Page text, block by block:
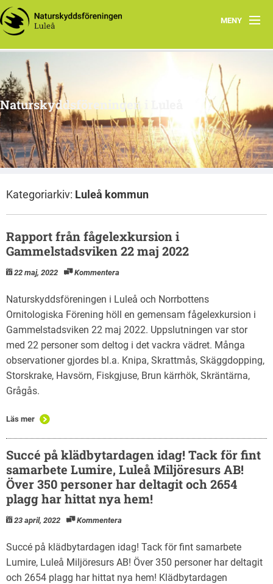
MENY
Hem
Om oss
Engagera dig
Intressegrupper
Klimatsmart i Luleå
Naturskyddsföreningen i Luleå
Kategoriarkiv: Luleå kommun
Rapport från fågelexkursion i
Gammelstadsviken 22 maj 2022
22 maj, 2022 Kommentera
Naturskyddsföreningen i Luleå och Norrbottens
Ornitologiska Förening höll en gemensam fågelexkursion i
Gammelstadsviken 22 maj 2022. Uppslutningen var stor
med 22 personer som deltog i det vackra vädret. Många
observationer gjordes bl.a. Knipa, Skrattmås, Skäggdopping,
Storskrake, Havsörn, Fiskgjuse, Brun kärrhök, Skräntärna,
Grågås.
Läs mer
Succé på klädbytardagen idag! Tack för fint
samarbete Lumire, Luleå Miljöresurs AB!
Över 350 personer har deltagit och 2654
plagg har hittat nya hem!
23 april, 2022 Kommentera
Succé på klädbytardagen idag! Tack för fint samarbete
Lumire, Luleå Miljöresurs AB! Över 350 personer har deltagit
och 2654 plagg har hittat nya hem! Klädbytardagen